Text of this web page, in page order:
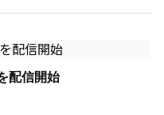
配信開始